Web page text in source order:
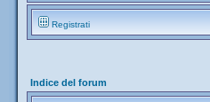
Registrati
Indice del forum